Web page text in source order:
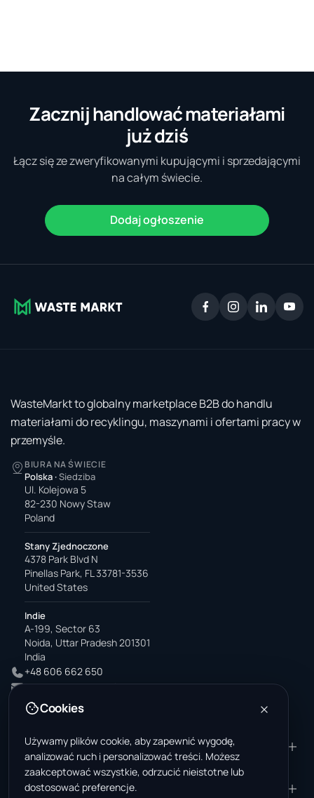
Zacznij handlować materiałami
już dziś
Łącz się ze zweryfikowanymi kupującymi i sprzedającymi
na całym świecie.
Dodaj ogłoszenie
WasteMarkt to globalny marketplace B2B do handlu
materiałami do recyklingu, maszynami i ofertami pracy w
przemyśle.
BIURA NA ŚWIECIE
Polska ·Siedziba
Ul. Kolejowa 5
82-230 Nowy Staw
Poland
Stany Zjednoczone
4378 Park Blvd N
Pinellas Park, FL 33781-3536
United States
Indie
A-199, Sector 63
Noida, Uttar Pradesh 201301
India
+48 606 662 650
support@wastemarkt.com
office@wastemarkt.com
PRODUKT
Marketplace
Materiały — sprzedaż
ZASOBY
Akademia dostawcy
FIRMA
Cookies
Używamy plików cookie, aby zapewnić wygodę,
analizować ruch i personalizować treści. Możesz
zaakceptować wszystkie, odrzucić nieistotne lub
dostosować preferencje.